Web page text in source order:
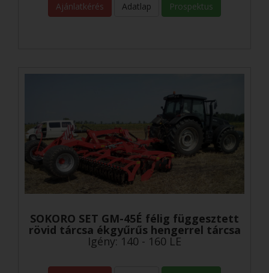
Ajánlatkérés Adatlap Prospektus
SOKORO SET GM-45É félig függesztett
rövid tárcsa ékgyűrűs hengerrel tárcsa
Igény: 140 - 160 LE